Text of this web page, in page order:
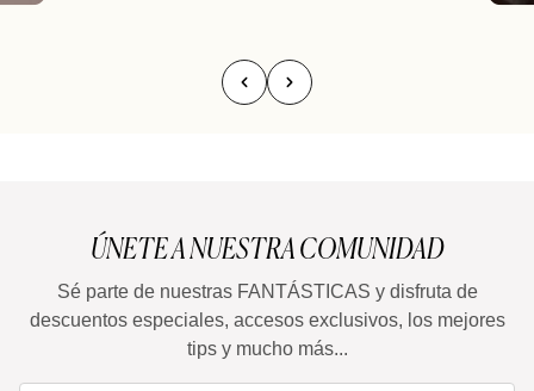
ÚNETE A NUESTRA COMUNIDAD
Sé parte de nuestras FANTÁSTICAS y disfruta de
descuentos especiales, accesos exclusivos, los mejores
tips y mucho más...